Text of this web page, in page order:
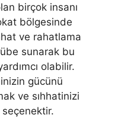
birçok insanı
bölgesinde
ve rahatlama
sunarak bu
olabilir.
gücünü
ve sıhhatinizi